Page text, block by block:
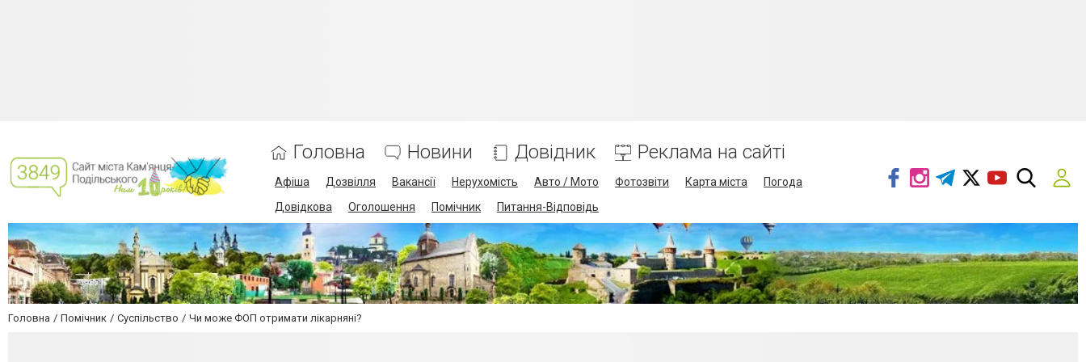
Головна Новини Довідник Реклама на сайті
Афіша Дозвілля Вакансії Нерухомість Авто / Мото Фотозвіти Карта міста
Погода
Довідкова
Оголошення Помічник Питання-Відповідь
Головна Помічник Суспільство Чи може ФОП отримати лікарняні?